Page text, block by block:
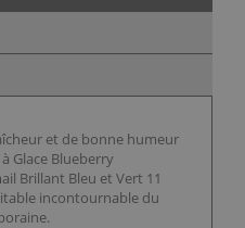
et de bonne humeur
Glace Blueberry
Brillant Bleu et Vert 11
incontournable du